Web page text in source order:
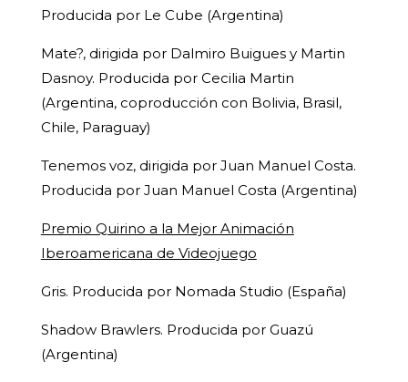
Producida por Le Cube (Argentina)
Mate?, dirigida por Dalmiro Buigues y Martin
Dasnoy. Producida por Cecilia Martin
(Argentina, coproducción con Bolivia, Brasil,
Chile, Paraguay)
Tenemos voz, dirigida por Juan Manuel Costa.
Producida por Juan Manuel Costa (Argentina)
Premio Quirino a la Mejor Animación
Iberoamericana de Videojuego
Gris. Producida por Nomada Studio (España)
Shadow Brawlers. Producida por Guazú
(Argentina)